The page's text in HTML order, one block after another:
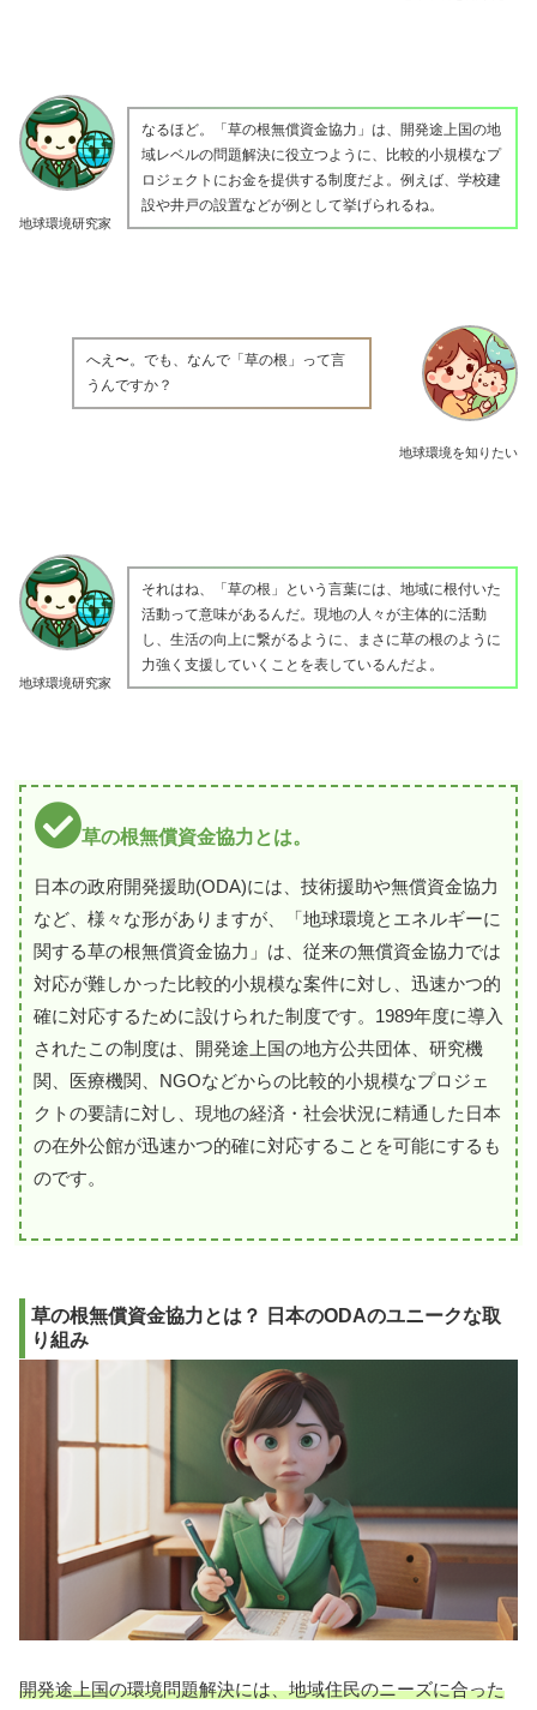
地球環境研究家
なるほど。「草の根無償資金協力」は、開発途上国の地
域レベルの問題解決に役立つように、比較的小規模なプ
ロジェクトにお金を提供する制度だよ。例えば、学校建
設や井戸の設置などが例として挙げられるね。
地球環境を知りたい
へえ〜。でも、なんで「草の根」って言
うんですか？
地球環境研究家
それはね、「草の根」という言葉には、地域に根付いた
活動って意味があるんだ。現地の人々が主体的に活動
し、生活の向上に繋がるように、まさに草の根のように
力強く支援していくことを表しているんだよ。
草の根無償資金協力とは。
日本の政府開発援助(ODA)には、技術援助や無償資金協力
など、様々な形がありますが、「地球環境とエネルギーに
関する草の根無償資金協力」は、従来の無償資金協力では
対応が難しかった比較的小規模な案件に対し、迅速かつ的
確に対応するために設けられた制度です。1989年度に導入
されたこの制度は、開発途上国の地方公共団体、研究機
関、医療機関、NGOなどからの比較的小規模なプロジェ
クトの要請に対し、現地の経済・社会状況に精通した日本
の在外公館が迅速かつ的確に対応することを可能にするも
のです。
草の根無償資金協力とは？ 日本のODAのユニークな取
り組み
開発途上国の環境問題解決には、地域住民のニーズに合った